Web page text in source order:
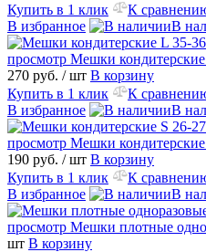
Купить в 1 клик
К
В избранное
В
просмотр Мешки
270 руб. / шт В корзину
Купить в 1 клик
К
В избранное
В
просмотр Мешки
190 руб. / шт В корзину
Купить в 1 клик
К
В избранное
В
просмотр Мешки плотные
шт В корзину